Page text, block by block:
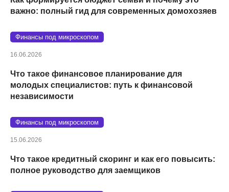
важно: полный гид для современных домохозяев
Финансы под микроскопом
16.06.2026
Что такое финансовое планирование для
молодых специалистов: путь к финансовой
независимости
Финансы под микроскопом
15.06.2026
Что такое кредитный скоринг и как его повысить:
полное руководство для заемщиков